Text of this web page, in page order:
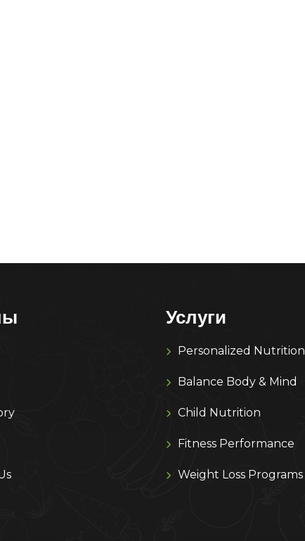
Услуги
Personalized Nutrition
Balance Body & Mind
Child Nutrition
Fitness Performance
Weight Loss Programs